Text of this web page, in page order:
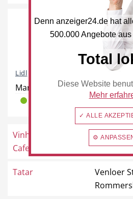
Lidl
Mariannenpark 1, 41569
Vinhoteca Centro
Cafe
Rudolf-
Tatar
Venloer
Denn anzeiger24.de hat
500.000 Angebote
Total
Diese Website
Mehr
✓ ALLE
⚙